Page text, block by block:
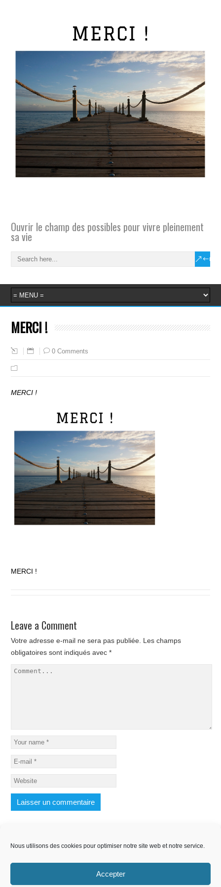
Nous utilisons des cookies pour optimiser notre site web et notre service.
Accepter
Ouvrir le champ des possibles pour vivre pleinement
sa vie
MERCI !
0 Comments
MERCI !
MERCI !
Leave a Comment
Votre adresse e-mail ne sera pas publiée. Les champs
obligatoires sont indiqués avec*